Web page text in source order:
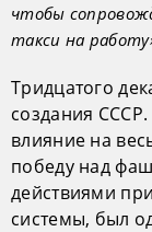
чтобы
такси на
Тридцатого
создания
влияние на
победу над
действиями
системы, был